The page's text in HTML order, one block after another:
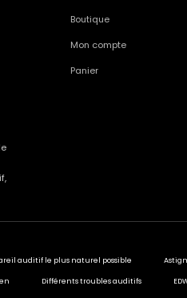
Boutique
Mon compte
Panier
auditif le plus naturel possible
Différents troubles auditifs